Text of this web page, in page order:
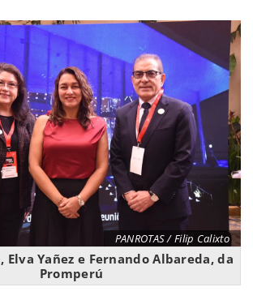
PANROTAS / Filip Calixto
Elva Yañez e Fernando Albareda, da
Promperú